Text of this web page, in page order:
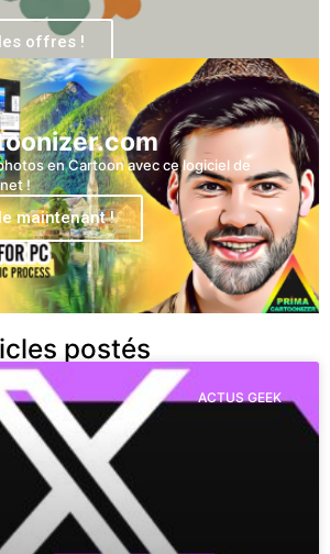
offres !
en Cartoon avec ce logiciel de
!
maintenant !
postés
ACTUS GEEK